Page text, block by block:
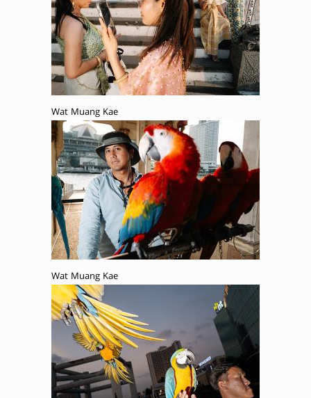
Wat Muang Kae
Wat Muang Kae